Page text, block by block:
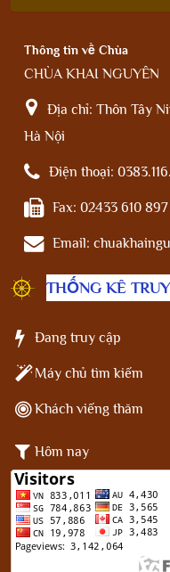
Thông tin về Chùa
CHÙA KHAI NGUYÊN
Địa chỉ: Thôn Tây
Hà Nội
Điện thoại:
Fax: 02433 610 897
Email:
THỐNG KÊ
Đang truy cập
Máy chủ tìm kiếm
Khách viếng thăm
Hôm nay